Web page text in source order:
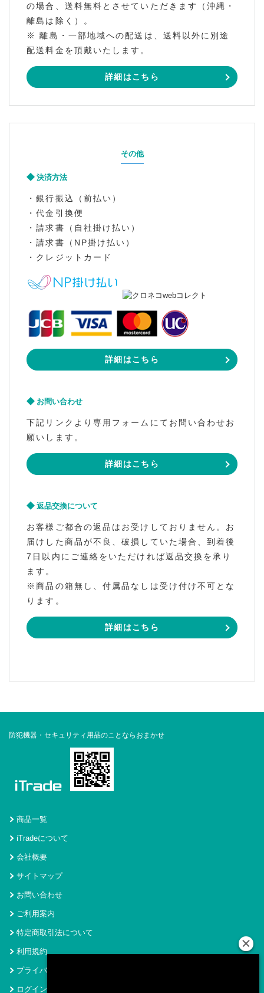
の場合、送料無料とさせていただきます（沖縄・
離島は除く）。
※ 離島・一部地域への配送は、送料以外に別途
配送料金を頂戴いたします。
詳細はこちら
その他
決済方法
・銀行振込（前払い）
・代金引換便
・請求書（自社掛け払い）
・請求書（NP掛け払い）
・クレジットカード
詳細はこちら
お問い合わせ
下記リンクより専用フォームにてお問い合わせお
願いします。
詳細はこちら
返品交換について
お客様ご都合の返品はお受けしておりません。お
届けした商品が不良、破損していた場合、到着後
7日以内にご連絡をいただければ返品交換を承り
ます。
※商品の箱無し、付属品なしは受け付け不可とな
ります。
詳細はこちら
防犯機器・セキュリティ用品のことならおまかせ
商品一覧
iTradeについて
会社概要
サイトマップ
お問い合わせ
ご利用案内
特定商取引法について
利用規約
プライバシーポリシー
ログイン